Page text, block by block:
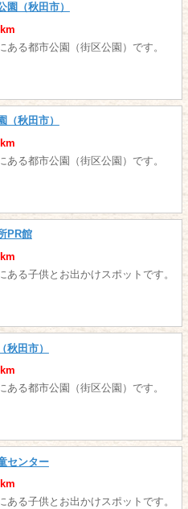
園（秋田市）
ある都市公園（街区公園）です。
（秋田市）
ある都市公園（街区公園）です。
PR館
ある子供とお出かけスポットです。
秋田市）
ある都市公園（街区公園）です。
センター
ある子供とお出かけスポットです。